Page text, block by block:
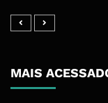
MAIS